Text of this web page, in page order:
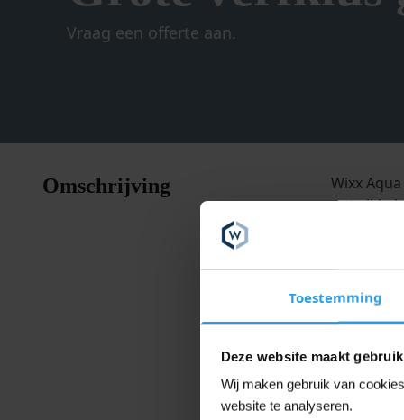
Toestemming
Deze website maakt
Wij maken gebruik van
website te analyseren.
Vraag een offerte aan.
Omschrijving
Wixx
lak is
U hoeft
zijdeglans
Anti-